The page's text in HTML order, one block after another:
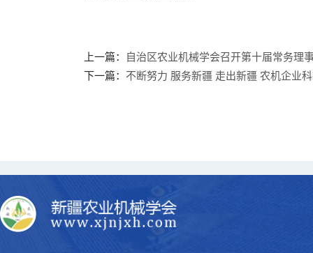
上一篇： 自治区农业机械学会召开第十届常务理
下一篇： 不断努力 服务新疆 走出新疆 农机企业